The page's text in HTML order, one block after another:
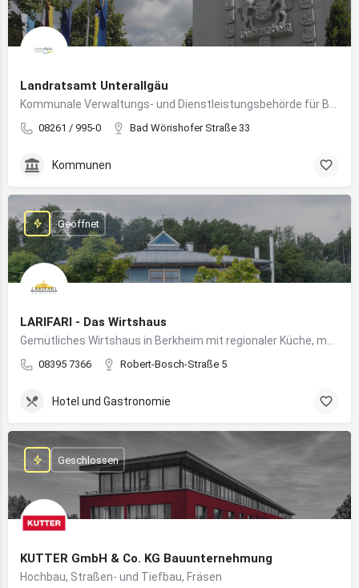
Landratsamt Unterallgäu
08261 / 995-0 Bad Wörishofer Straße 33
Kommunen
LARIFARI - Das Wirtshaus
08395 7366 Robert-Bosch-Straße 5
Geöffnet
Hotel und Gastronomie
KUTTER GmbH & Co. KG Bauunternehmung
Hochbau, Straßen- und Tiefbau, Fräsen
Geschlossen